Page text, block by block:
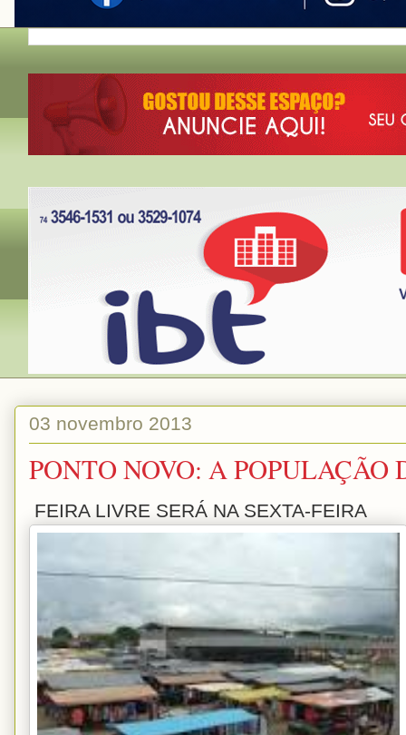
03 novembro 2013
PONTO NOVO: A POPULAÇÃO
FEIRA LIVRE SERÁ NA SEXTA-FEIRA